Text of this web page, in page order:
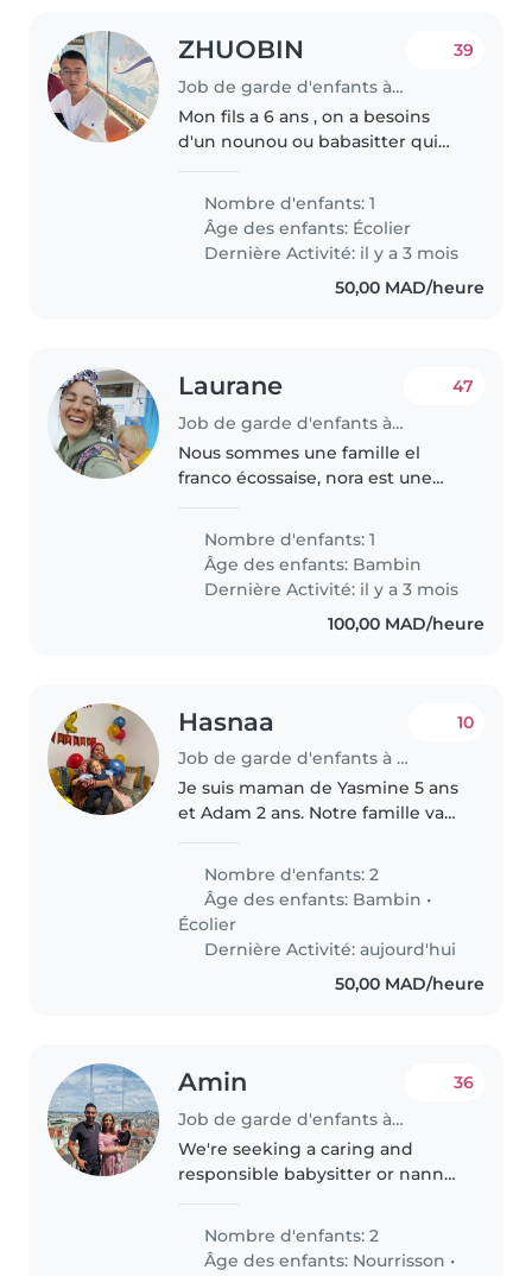
ZHUOBIN
Job de garde d'enfants à Agadir
39
Mon fils a 6 ans , on a besoins
d'un nounou ou babasitter qui
Nombre d'enfants: 1
Âge des enfants: Écolier
Dernière Activité: il y a 3 mois
50,00 MAD/heure
Laurane
Job de garde d'enfants à Agadir
47
Nous sommes une famille el
franco écossaise, nora est une
Nombre d'enfants: 1
Âge des enfants: Bambin
Dernière Activité: il y a 3 mois
100,00 MAD/heure
Hasnaa
Job de garde d'enfants à Agadir
10
Je suis maman de Yasmine 5 ans
et Adam 2 ans. Notre famille va
un 3ème enfant. Yasmine et
Adam vont à l'école et nous
recherchons a partir du mois..
Nombre d'enfants: 2
Âge des enfants: Bambin •
Écolier
Dernière Activité: aujourd'hui
50,00 MAD/heure
Amin
Job de garde d'enfants à Agadir
36
We're seeking a caring and
responsible babysitter or nanny
children, a baby and a toddler.
Our kids are energetic, sporty,
Nombre d'enfants: 2
Âge des enfants: Nourrisson •